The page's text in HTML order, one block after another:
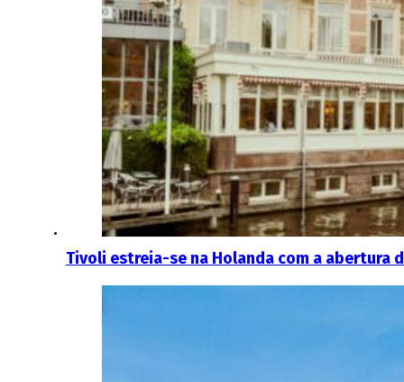
Tivoli estreia-se na Holanda com a abertura